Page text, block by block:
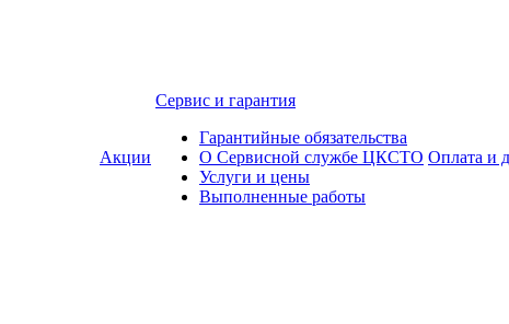
Акции
Сервис и гарантия
Гарантийные обязательства
О Сервисной службе ЦКСТО
Услуги и цены
Выполненные работы
Оплата и